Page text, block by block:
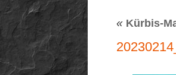
« Kürbis-